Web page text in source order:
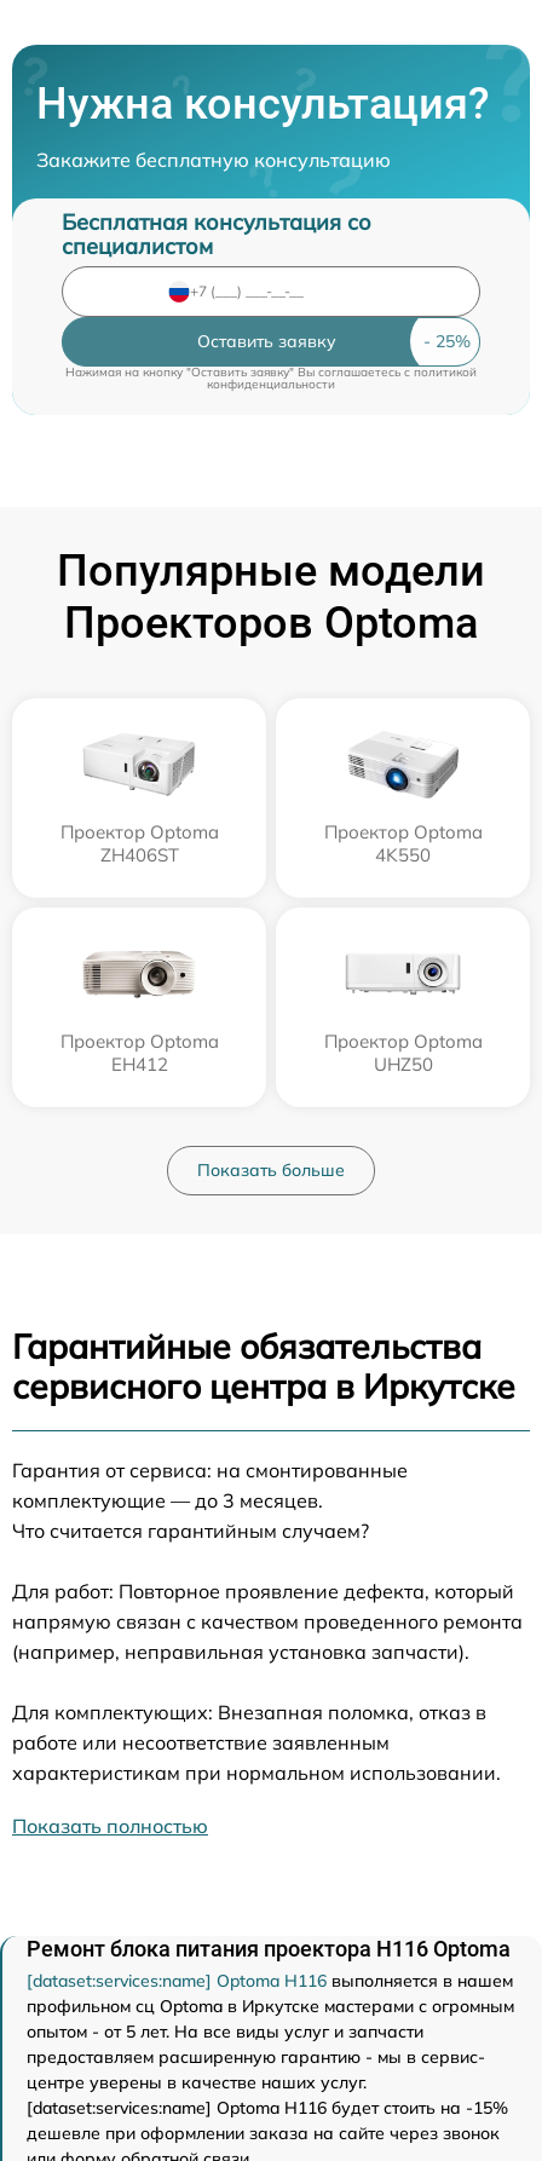
Нужна консультация?
Закажите бесплатную консультацию
Бесплатная консультация со
специалистом
Оставить заявку
Нажимая на кнопку "Оставить заявку" Вы соглашаетесь cполитикой
конфиденциальности
Популярные модели
Проекторов Optoma
Проектор Optoma
ZH406ST
Проектор Optoma
4K550
Проектор Optoma
EH412
Проектор Optoma
UHZ50
Показать больше
Гарантийные обязательства
сервисного центра в Иркутске
Гарантия от сервиса: на смонтированные
комплектующие — до 3 месяцев.
Что считается гарантийным случаем?
Для работ: Повторное проявление дефекта, который
напрямую связан с качеством проведенного ремонта
(например, неправильная установка запчасти).
Для комплектующих: Внезапная поломка, отказ в
работе или несоответствие заявленным
характеристикам при нормальном использовании.
Показать полностью
Ремонт блока питания проектора H116 Optoma
[dataset:services:name] Optoma H116 выполняется в нашем
профильном сц Optoma в Иркутске мастерами с огромным
опытом - от 5 лет. На все виды услуг и запчасти
предоставляем расширенную гарантию - мы в сервис-
центре уверены в качестве наших услуг.
[dataset:services:name] Optoma H116 будет стоить на -15%
дешевле при оформлении заказа на сайте через звонок